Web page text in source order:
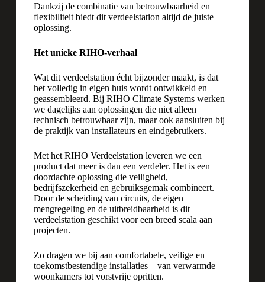
Dankzij de combinatie van betrouwbaarheid en
flexibiliteit biedt dit verdeelstation altijd de juiste
oplossing.
Het unieke RIHO-verhaal
Wat dit verdeelstation écht bijzonder maakt, is dat
het volledig in eigen huis wordt ontwikkeld en
geassembleerd. Bij RIHO Climate Systems werken
we dagelijks aan oplossingen die niet alleen
technisch betrouwbaar zijn, maar ook aansluiten bij
de praktijk van installateurs en eindgebruikers.
Met het RIHO Verdeelstation leveren we een
product dat meer is dan een verdeler. Het is een
doordachte oplossing die veiligheid,
bedrijfszekerheid en gebruiksgemak combineert.
Door de scheiding van circuits, de eigen
mengregeling en de uitbreidbaarheid is dit
verdeelstation geschikt voor een breed scala aan
projecten.
Zo dragen we bij aan comfortabele, veilige en
toekomstbestendige installaties – van verwarmde
woonkamers tot vorstvrije opritten.